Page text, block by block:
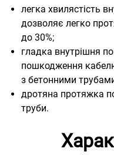
легка хвилястість
дозволяє легко
до 30%;
гладка внутрішня
пошкодження
з бетонними
дротяна протяжка
труби.